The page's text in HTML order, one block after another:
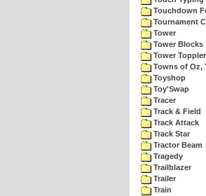
Touchdown
Tournament
Tower
Tower Blocks
Tower Toppler
Towns of Oz,
Toyshop
Toy'Swap
Tracer
Track & Field
Track Attack
Track Star
Tractor Beam
Tragedy
Trailblazer
Trailer
Train